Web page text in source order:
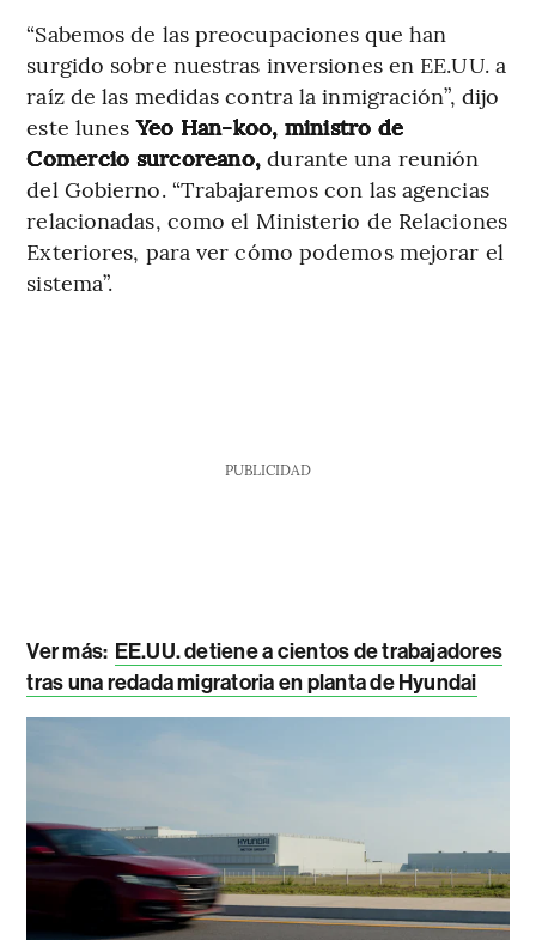
“Sabemos de las preocupaciones que han
surgido sobre nuestras inversiones en EE.UU. a
raíz de las medidas contra la inmigración”, dijo
este lunes Yeo Han-koo, ministro de
Comercio surcoreano, durante una reunión
del Gobierno. “Trabajaremos con las agencias
relacionadas, como el Ministerio de Relaciones
Exteriores, para ver cómo podemos mejorar el
sistema”.
PUBLICIDAD
Ver más: EE.UU. detiene a cientos de trabajadores
tras una redada migratoria en planta de Hyundai